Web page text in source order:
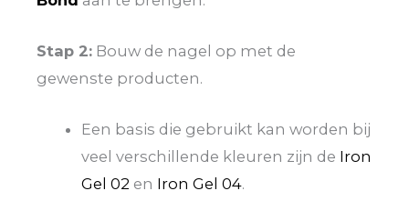
Stap 2: Bouw de nagel op met de
gewenste producten.
Een basis die gebruikt kan worden bij
veel verschillende kleuren zijn de Iron
Gel 02 en Iron Gel 04.